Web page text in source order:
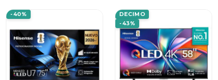
-40%
DECIMO
-43%